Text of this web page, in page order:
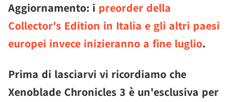
Aggiornamento: i preorder della
Collector's Edition in Italia e gli altri paesi
europei invece inizieranno a fine luglio.
Prima di lasciarvi vi ricordiamo che
Xenoblade Chronicles 3 è un'esclusiva per